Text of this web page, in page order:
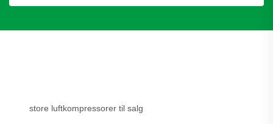
store luftkompressorer til salg